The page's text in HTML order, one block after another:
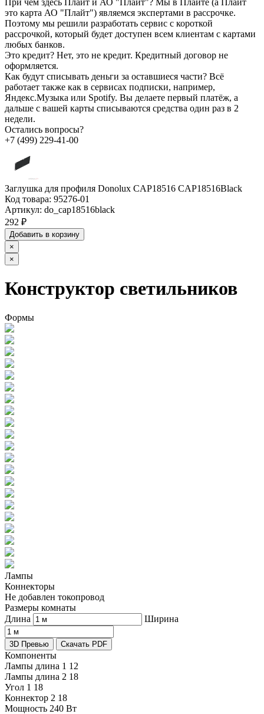
При чём здесь Плайт и АО "Плайт"? Мы в Плайте (а Плайт
это карта АО "Плайт") являемся экспертами в рассрочке.
Поэтому мы решили разработать сервис с короткой
рассрочкой, который будет доступен всем клиентам с картами
любых банков.
Это кредит? Нет, это не кредит. Кредитный договор не
оформляется.
Как будут списывать деньги за оставшиеся части? Всё
работает также как в сервисах подписки, например,
Яндекс.Музыка или Spotify. Вы делаете первый платёж, а
дальше с вашей карты списываются средства один раз в 2
недели.
Остались вопросы?
+7 (499) 229-41-00
Заглушка для профиля Donolux CAP18516 CAP18516Black
Код товара: 95276-01
Артикул: do_cap18516black
292 ₽
Добавить в корзину
×
×
Конструктор светильников
Формы
Лампы
Коннекторы
Не добавлен токопровод
Размеры комнаты
Длина
Ширина
3D Превью Скачать PDF
Компоненты
Лампы длина 1 12
Лампы длина 2 18
Угол 1 18
Коннектор 2 18
Мощность 240 Вт